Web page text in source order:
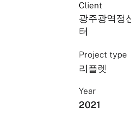
Client
광주광역정
터
Project type
리플렛
Year
2021